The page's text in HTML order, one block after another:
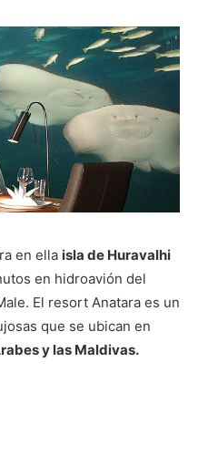
en ella isla de Huravalhi
en hidroavión del
El resort Anatara es un
que se ubican en
y las Maldivas.